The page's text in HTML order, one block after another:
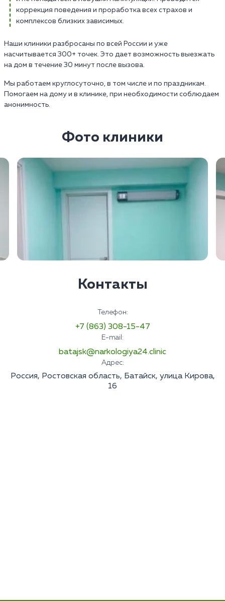
коррекция поведения и проработка всех страхов и
комплексов близких зависимых.
Наши клиники разбросаны по всей России и уже
насчитывается 300+ точек. Это дает возможность выезжать
на дом в течение 30 минут после вызова.
Мы работаем круглосуточно, в том числе и по праздникам.
Помогаем на дому и в клинике, при необходимости соблюдаем
анонимность.
Фото клиники
Контакты
Телефон:
+7 (863) 308-15-47
E-mail:
batajsk@narkologiya24.clinic
Адрес:
Россия, Ростовская область, Батайск, улица Кирова,
16